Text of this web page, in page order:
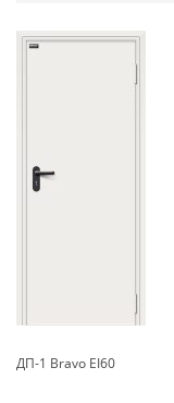
ДП-1 Bravo EI60